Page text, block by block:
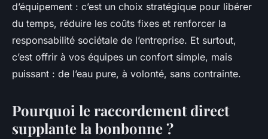
d’équipement : c’est un choix stratégique pour libérer
du temps, réduire les coûts fixes et renforcer la
responsabilité sociétale de l’entreprise. Et surtout,
c’est offrir à vos équipes un confort simple, mais
puissant : de l’eau pure, à volonté, sans contrainte.
Pourquoi le raccordement direct
supplante la bonbonne ?